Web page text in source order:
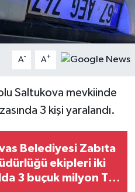
A- A+
Saltukova mevkiinde
3 kişi yaralandı.
Belediyesi Zabıta
ekipleri iki
3 buçuk milyon TL